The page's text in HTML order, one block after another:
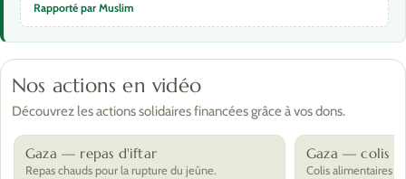
Rapporté par Muslim
Nos actions en vidéo
Découvrez les actions solidaires financées grâce à vos dons.
Gaza — repas d'iftar
Repas chauds pour la rupture du jeûne.
Gaza — colis
Colis alimentaires